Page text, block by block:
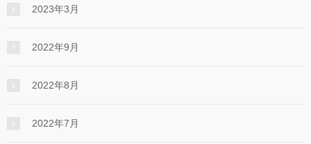
2023年3月
2022年9月
2022年8月
2022年7月